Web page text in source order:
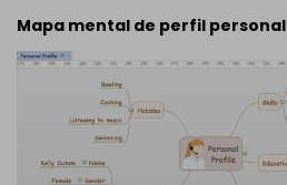
Mapa mental de perfil personal